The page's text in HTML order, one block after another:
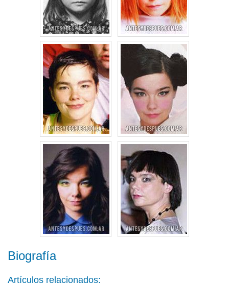
Biografía
Artículos relacionados: